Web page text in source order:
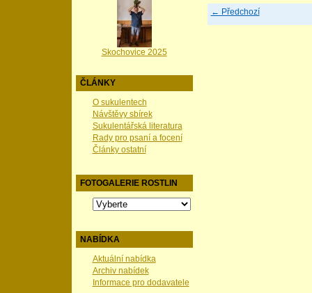
Skochovice 2025
ČLÁNKY
O sukulentech
Návštěvy sbírek
Sukulentářská literatura
Rady pro psaní a focení
Články ostatní
FOTOGALERIE ROSTLIN
NABÍDKA
Aktuální nabídka
Archiv nabídek
Informace pro dodavatele
← Předchozí